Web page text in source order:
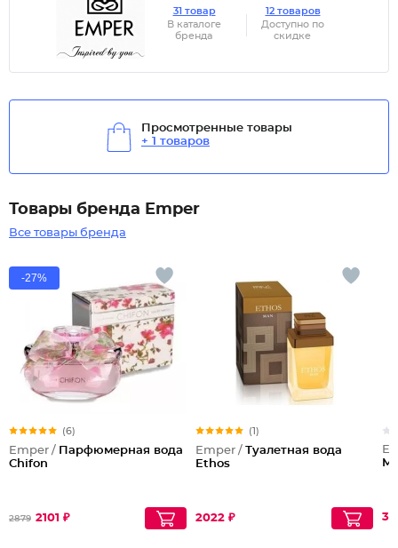
31 товар
В каталоге
бренда
12 товаров
Доступно по
скидке
Просмотренные товары
+ 1 товаров
Товары бренда Emper
Все товары бренда
-27%
(6)
Emper / Парфюмерная вода
Chifon
2879 2101 ₽
(1)
Emper / Туалетная вода
Ethos
2022 ₽